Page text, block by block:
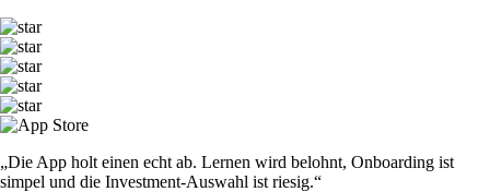
„Die App holt einen echt ab. Lernen wird belohnt, Onboarding ist
simpel und die Investment-Auswahl ist riesig.“